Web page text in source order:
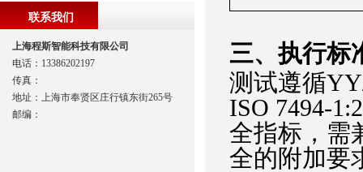
‌三、执行标
测试遵循
ISO 7494-
全指标‌，需
全的附加要
联系我们
上海程斯智能科技有限公司
电话：13386202197
传真：
地址：上海市奉贤区庄行镇东街265号
邮编：